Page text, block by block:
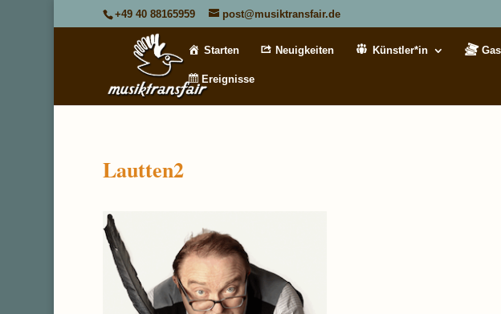
+49 40 88165959 post@musiktransfair.de
Starten Neuigkeiten Künstler*in
Ereignisse
Lautten2